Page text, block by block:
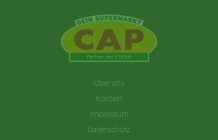
Über uns
Kontakt
Impressum
Datenschutz